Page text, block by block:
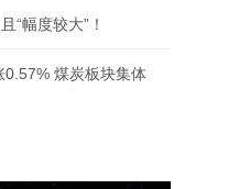
“幅度较大”！
煤炭板块集体